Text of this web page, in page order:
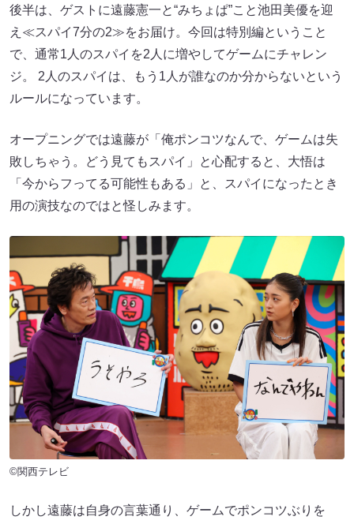
後半は、ゲストに遠藤憲一と“みちょぱ”こと池田美優を迎
え≪スパイ7分の2≫をお届け。今回は特別編ということ
で、通常1人のスパイを2人に増やしてゲームにチャレン
ジ。 2人のスパイは、もう1人が誰なのか分からないという
ルールになっています。
オープニングでは遠藤が「俺ポンコツなんで、ゲームは失
敗しちゃう。どう見てもスパイ」と心配すると、大悟は
「今からフってる可能性もある」と、スパイになったとき
用の演技なのではと怪しみます。
©関西テレビ
しかし遠藤は自身の言葉通り、ゲームでポンコツぶりを